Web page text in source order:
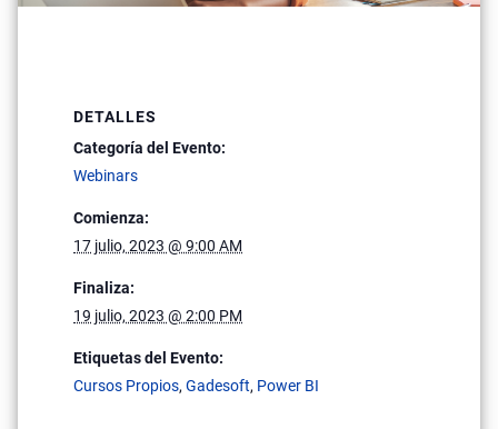
DETALLES
Categoría del Evento:
Webinars
Comienza:
17 julio, 2023 @ 9:00 AM
Finaliza:
19 julio, 2023 @ 2:00 PM
Etiquetas del Evento:
Cursos Propios, Gadesoft, Power BI